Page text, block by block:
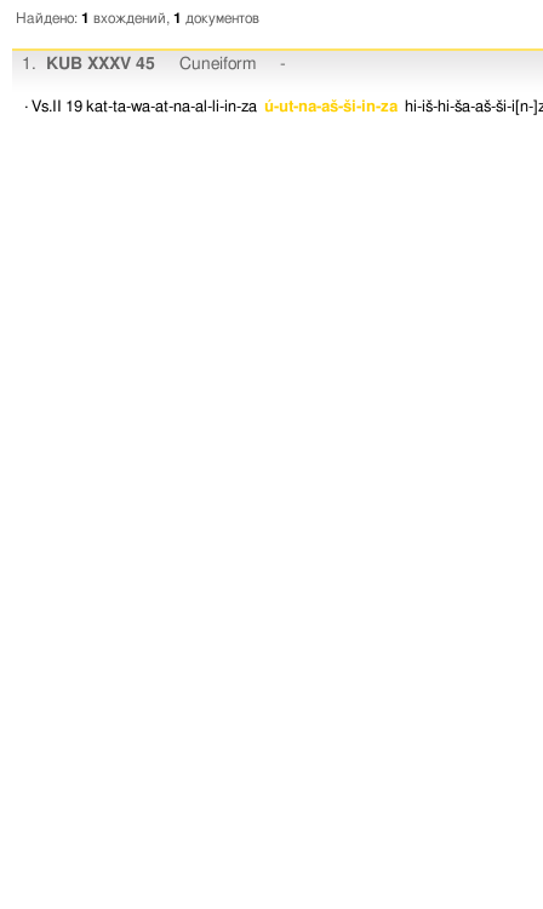
Найдено: 1 вхождений, 1 документов
1. KUB XXXV 45 Cuneiform -
· Vs.II 19 kat-ta-wa-at-na-al-li-in-za ú-ut-na-aš-ši-in-za hi-iš-hi-ša-aš-ši-i[n-